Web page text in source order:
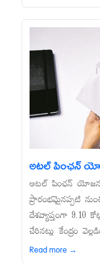
అటల్‌ పింఛన్‌
అటల్‌ పింఛన్‌ యోజన
ప్రారంభమైనప్పటి
దేశవ్యాప్తంగా 9.10
చేరినట్లు కేంద్రం
Read more →